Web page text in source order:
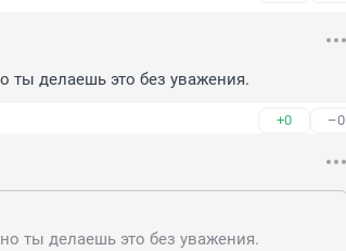
ты делаешь это без уважения.
+0 –0
ты делаешь это без уважения.